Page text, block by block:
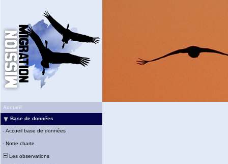
Accueil
Base de données
- Accueil base de données
- Notre charte
Les observations